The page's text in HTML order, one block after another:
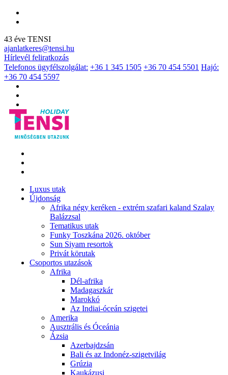
43 éve TENSI
ajanlatkeres@tensi.hu
Hírlevél feliratkozás
Telefonos ügyfélszolgálat: +36 1 345 1505 +36 70 454 5501 Hajó:
+36 70 454 5597
Luxus utak
Újdonság
Afrika négy keréken - extrém szafari kaland Szalay
Balázzsal
Tematikus utak
Funky Toszkána 2026. október
Sun Siyam resortok
Privát körutak
Csoportos utazások
Afrika
Dél-afrika
Madagaszkár
Marokkó
Az Indiai-óceán szigetei
Amerika
Ausztrális és Óceánia
Ázsia
Azerbajdzsán
Bali és az Indonéz-szigetvilág
Grúzia
Kaukázusi